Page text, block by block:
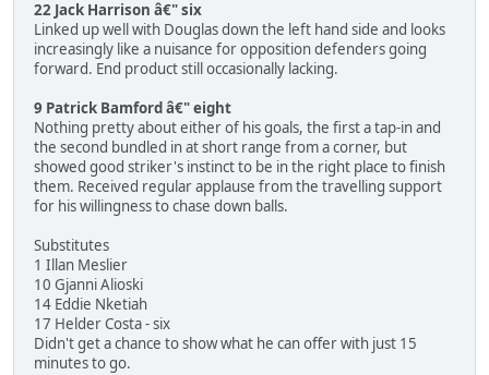
22 Jack Harrison â€" six
Linked up well with Douglas down the left hand side and looks
increasingly like a nuisance for opposition defenders going
forward. End product still occasionally lacking.
9 Patrick Bamford â€" eight
Nothing pretty about either of his goals, the first a tap-in and
the second bundled in at short range from a corner, but
showed good striker's instinct to be in the right place to finish
them. Received regular applause from the travelling support
for his willingness to chase down balls.
Substitutes
1 Illan Meslier
10 Gjanni Alioski
14 Eddie Nketiah
17 Helder Costa - six
Didn't get a chance to show what he can offer with just 15
minutes to go.